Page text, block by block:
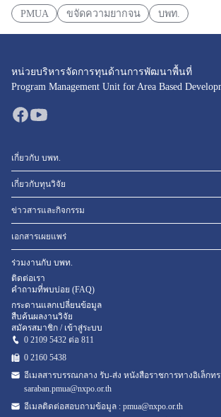
PMUA ขจัดความยากจน บพท.
หน่วยบริหารจัดการทุนด้านการพัฒนาพื้นที่
Program Management Unit for Area Based
เกี่ยวกับ บพท.
เกี่ยวกับทุนวิจัย
ข่าวสารและกิจกรรม
เอกสารเผยแพร่
ร่วมงานกับ บพท.
ติดต่อเรา
คำถามที่พบบ่อย (FAQ)
กระดานแลกเปลี่ยนข้อมูล
สืบค้นผลงานวิจัย
สมัครสมาชิก / เข้าสู่ระบบ
0 2109 5432 ต่อ 811
0 2160 5438
อีเมลสารบรรณกลาง รับ-ส่ง หนังสือราชการทางอิเล็กท
saraban.pmua@nxpo.or.th
อีเมลติดต่อสอบถามข้อมูล : pmua@nxpo.or.th